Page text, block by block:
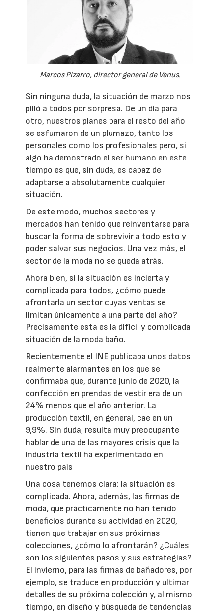
Marcos Pizarro, director general de Venus.
Sin ninguna duda, la situación de marzo nos
pilló a todos por sorpresa. De un día para
otro, nuestros planes para el resto del año
se esfumaron de un plumazo, tanto los
personales como los profesionales pero, si
algo ha demostrado el ser humano en este
tiempo es que, sin duda, es capaz de
adaptarse a absolutamente cualquier
situación.
De este modo, muchos sectores y
mercados han tenido que reinventarse para
buscar la forma de sobrevivir a todo esto y
poder salvar sus negocios. Una vez más, el
sector de la moda no se queda atrás.
Ahora bien, si la situación es incierta y
complicada para todos, ¿cómo puede
afrontarla un sector cuyas ventas se
limitan únicamente a una parte del año?
Precisamente esta es la difícil y complicada
situación de la moda baño.
Recientemente el INE publicaba unos datos
realmente alarmantes en los que se
confirmaba que, durante junio de 2020, la
confección en prendas de vestir era de un
24% menos que el año anterior. La
producción textil, en general, cae en un
9,9%. Sin duda, resulta muy preocupante
hablar de una de las mayores crisis que la
industria textil ha experimentado en
nuestro país
Una cosa tenemos clara: la situación es
complicada. Ahora, además, las firmas de
moda, que prácticamente no han tenido
beneficios durante su actividad en 2020,
tienen que trabajar en sus próximas
colecciones, ¿cómo lo afrontarán? ¿Cuáles
son los siguientes pasos y sus estrategias?
El invierno, para las firmas de bañadores, por
ejemplo, se traduce en producción y ultimar
detalles de su próxima colección y, al mismo
tiempo, en diseño y búsqueda de tendencias